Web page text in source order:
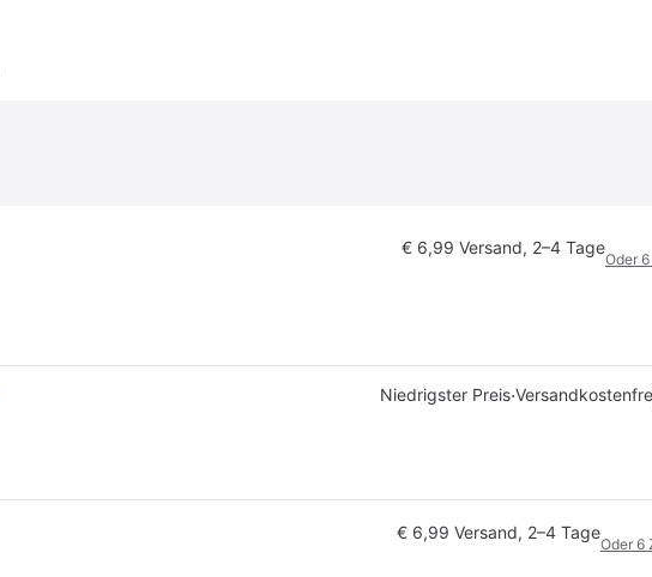
€ 6,99 Versand, 2–4 Tage
Oder
Niedrigster Preis·
€ 6,99 Versand, 2–4 Tage
Oder 6